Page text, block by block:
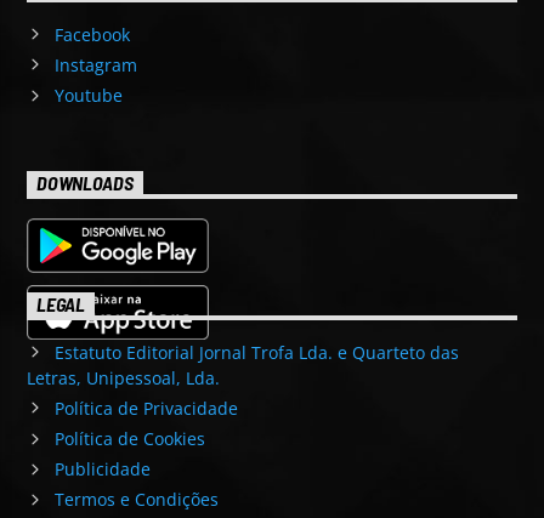
Facebook
Instagram
Youtube
DOWNLOADS
LEGAL
Estatuto Editorial Jornal Trofa Lda. e Quarteto das
Letras, Unipessoal, Lda.
Política de Privacidade
Política de Cookies
Publicidade
Termos e Condições